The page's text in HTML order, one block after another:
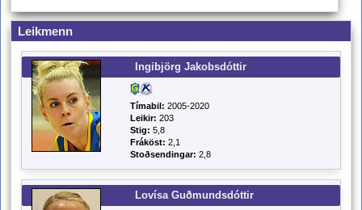
Leikmenn
Ingibjörg Jakobsdóttir
Tímabil: 2005-2020
Leikir: 203
Stig: 5,8
Fráköst: 2,1
Stoðsendingar: 2,8
Lovísa Guðmundsdóttir